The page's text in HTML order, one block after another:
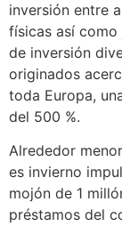
inversión entre
físicas así­
de inversión
originados
toda Europa,
del 500 %.
Alrededor
es invierno
mojón de 1
préstamos del